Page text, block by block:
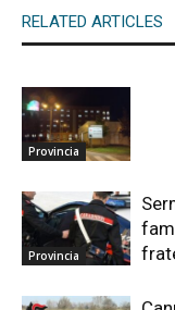
RELATED ARTICLES
Provincia
Provincia